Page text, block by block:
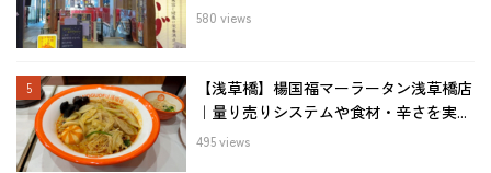
580 views
【浅草橋】楊国福マーラータン浅草橋店
｜量り売りシステムや食材・辛さを実...
495 views